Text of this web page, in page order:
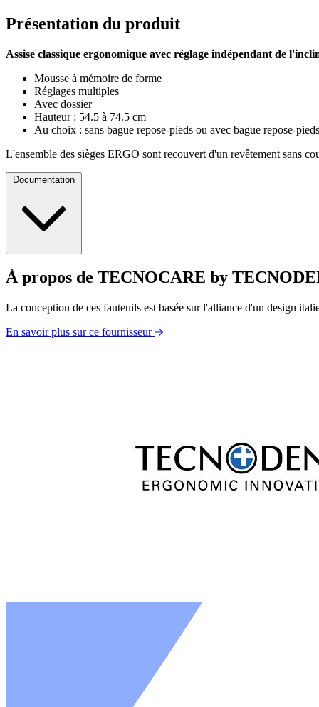
Présentation du produit
Assise classique ergonomique avec réglage indépendant de
Mousse à mémoire de forme
Réglages multiples
Avec dossier
Hauteur : 54.5 à 74.5 cm
Au choix : sans bague repose-pieds ou avec bague repose-pieds
L'ensemble des sièges ERGO sont recouvert d'un revêtement sans
Documentation
Catalogue
À propos de TECNOCARE by
La conception de ces fauteuils est basée sur l'alliance d'un design
En savoir plus sur ce fournisseur